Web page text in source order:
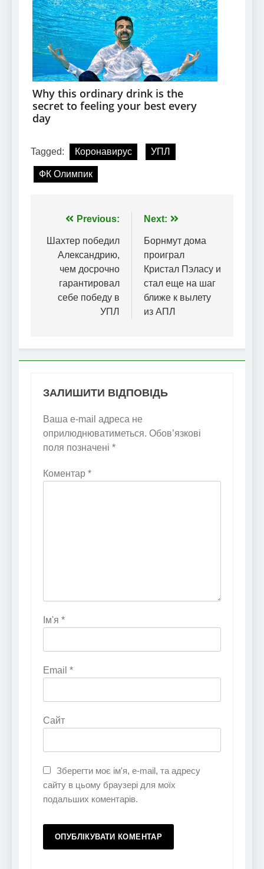
Tagged: Коронавирус УПЛ
ФК Олимпик
Навігація
записів
Previous:
Шахтер победил
Александрию,
чем досрочно
гарантировал
себе победу в
УПЛ
Next:
Борнмут дома
проиграл
Кристал Пэласу и
стал еще на шаг
ближе к вылету
из АПЛ
ЗАЛИШИТИ ВІДПОВІДЬ
Ваша e-mail адреса не
оприлюднюватиметься. Обов’язкові
поля позначені *
Коментар *
Ім'я *
Email *
Сайт
Зберегти моє ім'я, e-mail, та адресу
сайту в цьому браузері для моїх
подальших коментарів.